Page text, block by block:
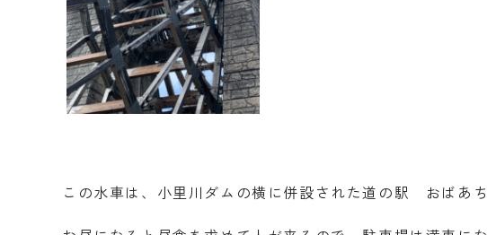
この水車は、小里川ダムの横に併設された道の駅 おばあ